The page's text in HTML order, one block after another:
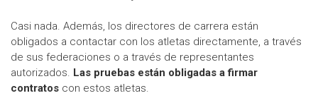
Casi nada. Además, los directores de carrera están
obligados a contactar con los atletas directamente, a través
de sus federaciones o a través de representantes
autorizados. Las pruebas están obligadas a firmar
contratos con estos atletas.